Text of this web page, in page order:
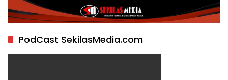
PodCast SekilasMedia.com